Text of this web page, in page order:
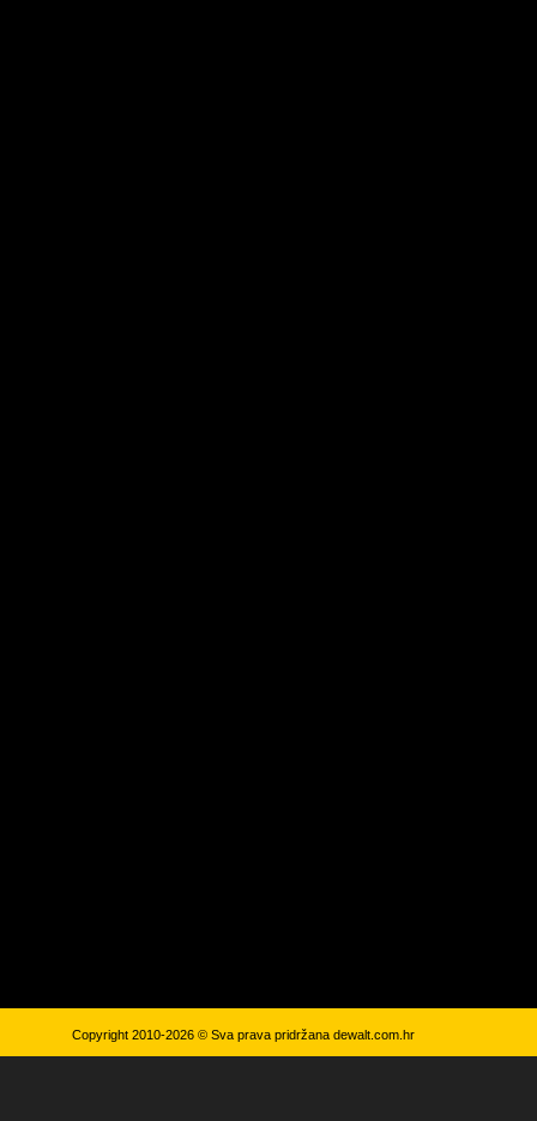
Copyright 2010-2026 © Sva prava pridržana dewalt.com.hr